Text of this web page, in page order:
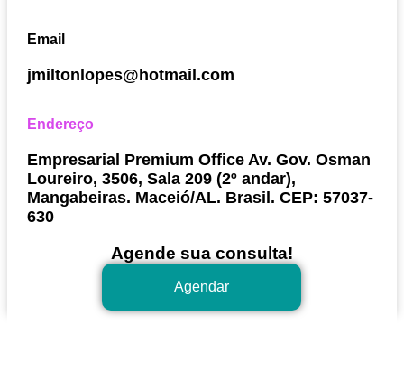
Email
jmiltonlopes@hotmail.com
Endereço
Empresarial Premium Office Av. Gov. Osman
Loureiro, 3506, Sala 209 (2º andar),
Mangabeiras. Maceió/AL. Brasil. CEP: 57037-
630
Agende sua consulta!
Agendar